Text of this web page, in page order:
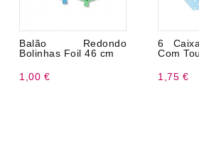
Balão Redondo
Bolinhas Foil 46 cm
1,00 €
6
Com
1,75 €